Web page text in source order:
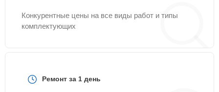
Конкурентные цены на все виды работ и типы
комплектующих
Ремонт за 1 день